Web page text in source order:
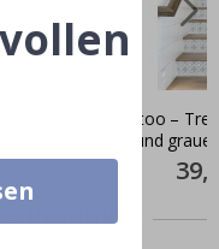
Wandtattoo –
Weißes und
Price
Produkte